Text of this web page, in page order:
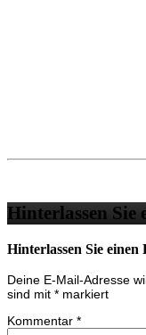
Hinterlassen Sie
Hinterlassen Sie
Deine E-Mail-Adresse
sind mit * markiert
Kommentar *